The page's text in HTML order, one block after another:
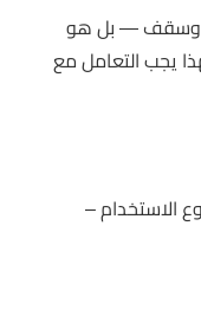
وسقف — بل هو
يجب التعامل مع
الاستخدام –